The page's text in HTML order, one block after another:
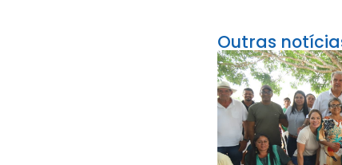
Outras